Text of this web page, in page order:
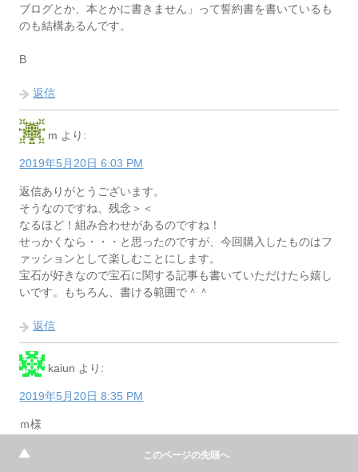
ブログとか、本とかに書きません」って誓約書を書いているも
のも結構あるんです。
B
返信
m より:
2019年5月20日 6:03 PM
返信ありがとうございます。
そうなのですね、残念＞＜
なるほど！組み合わせがあるのですね！
せっかくなら・・・と思ったのですが、今回購入したものはフ
ァッションとして楽しむことにします。
宝石が好きなので宝石に関する記事も書いていただけたら嬉し
いです。もちろん、書ける範囲で＾＾
返信
kaiun より:
2019年5月20日 8:35 PM
ｍ様
はい、宝石に関することも書かなければですね。
このページの先頭へ